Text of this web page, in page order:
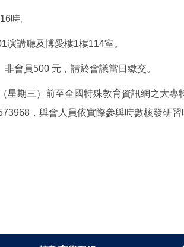
時。
演講廳及博愛樓1樓114室。
會員500 元，請於會議當日繳交。
期三）前至全國特殊教育資訊網之大專
，與會人員依實際參與時數核發研習